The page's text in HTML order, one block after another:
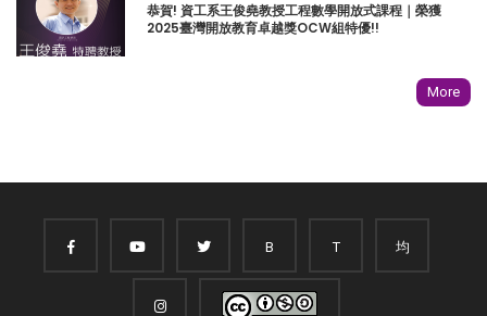
恭賀! 資工系王俊堯教授工程數學開放式課程｜榮獲
2025臺灣開放教育卓越獎OCW組特優!!
More
B T 均